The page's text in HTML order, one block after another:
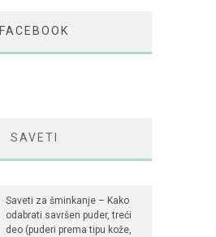
FACEBOOK
SAVETI
Saveti za šminkanje – Kako
odabrati savršen puder, treći
deo (puderi prema tipu kože,